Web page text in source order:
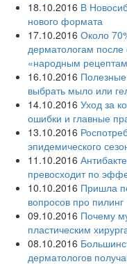
18.10.2016 В
нового формата
17.10.2016 Около
дерматологам
«народным
16.10.2016
выбрать мыло или
14.10.2016 Уход за
ошибки и главные
13.10.2016
эпидемического
11.10.2016
превосходит по
10.10.2016 Пришла
вопросов про пилинг
09.10.2016 Почему
пластическим
08.10.2016
дерматологов